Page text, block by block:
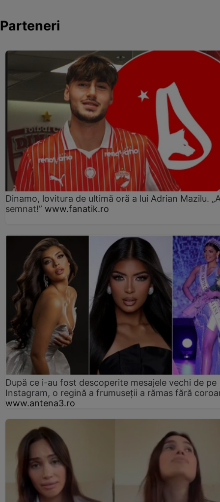
Parteneri
Dinamo, lovitura de ultimă oră a lui Adrian Mazilu.
semnat!” www.fanatik.ro
După ce i-au fost descoperite mesajele vechi de pe
Instagram, o regină a frumuseții a rămas fără
www.antena3.ro